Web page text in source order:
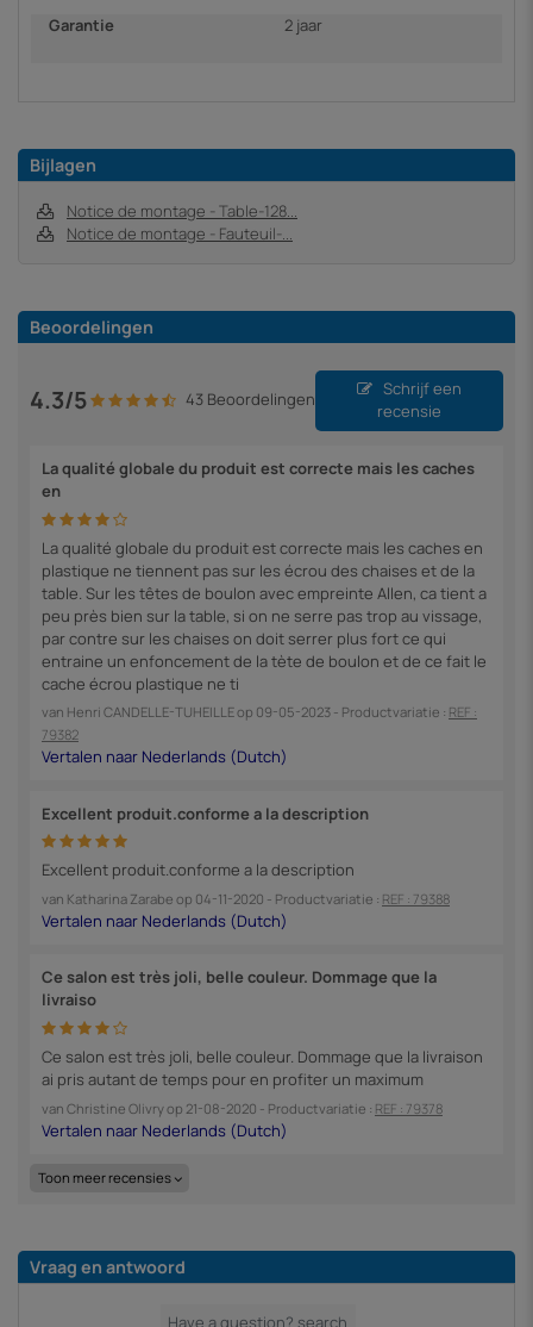
Garantie 2 jaar
Bijlagen
Notice de montage - Table-128...
Notice de montage - Fauteuil-...
Beoordelingen
4.3/5 43 Beoordelingen
Schrijf een
recensie
La qualité globale du produit est correcte mais les caches
en
La qualité globale du produit est correcte mais les caches en
plastique ne tiennent pas sur les écrou des chaises et de la
table. Sur les têtes de boulon avec empreinte Allen, ca tient a
peu près bien sur la table, si on ne serre pas trop au vissage,
par contre sur les chaises on doit serrer plus fort ce qui
entraine un enfoncement de la tète de boulon et de ce fait le
cache écrou plastique ne ti
van Henri CANDELLE-TUHEILLEop 09-05-2023 - Productvariatie : REF :
79382
Excellent produit.conforme a la description
Excellent produit.conforme a la description
van Katharina Zarabe op 04-11-2020 - Productvariatie : REF : 79388
Ce salon est très joli, belle couleur. Dommage que la
livraiso
Ce salon est très joli, belle couleur. Dommage que la livraison
ai pris autant de temps pour en profiter un maximum
van Christine Olivryop 21-08-2020 - Productvariatie : REF : 79378
Toon meer recensies
Vraag en antwoord